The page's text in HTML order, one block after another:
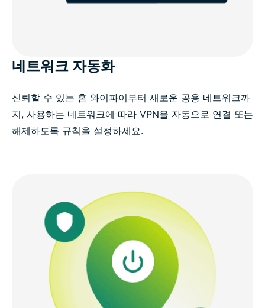
네트워크 자동화
신뢰할 수 있는 홈 와이파이부터 새로운 공용 네트워크까
지, 사용하는 네트워크에 따라 VPN을 자동으로 연결 또는
해제하도록 규칙을 설정하세요.